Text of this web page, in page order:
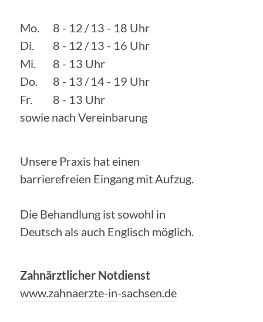
Mo. 8 - 12 / 13 - 18 Uhr
Di.
8 - 12 / 13 - 16 Uhr
Mi.
8 - 13 Uhr
Do.
8 - 13 / 14 - 19 Uhr
Fr.
8 - 13 Uhr
sowie nach Vereinbarung
Unsere Praxis hat einen
barrierefreien Eingang mit Aufzug.
Die Behandlung ist sowohl in
Deutsch als auch Englisch möglich.
Zahnärztlicher Notdienst
www.zahnaerzte-in-sachsen.de